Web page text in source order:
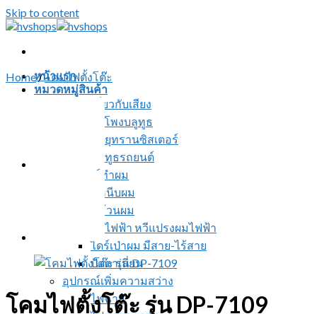
Skip to content
หน้าแรก
หมวดหมู่สินค้า
สินค้าเกี่ยวกับเสียง
ลำโพงบลูทูธ
วิทยุทรานซิสเตอร์
บลูทูธรถยนต์
อุปกรณ์ทำผม
ที่หนีบผม
ที่ม้วนผม
หวีไฟฟ้า หวีแปรงผมไฟฟ้า
ไดร์เป่าผม มีสาย-ไร้สาย
ปัตตาเลี่ยน
อุปกรณ์เพิ่มความสว่าง
ไฟฉาย
Home/โคมไฟตั้งโต๊ะ
โคมไฟตั้งโต๊ะ รุ่น DP-7109